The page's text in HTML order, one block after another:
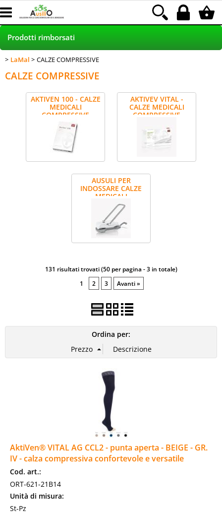
HOME
POLTRONE RELAX - SCONTO 30%
INCONTINENZA RIMBORSATA LAMal
NOLEGGIO
Prodotti rimborsati
PUNTI VENDITA
LaMal CALZE COMPRESSIVE
CALZE COMPRESSIVE
AKTIVEN 100 - CALZE
MEDICALI
COMPRESSIVE
AKTIVEV VITAL -
CALZE MEDICALI
COMPRESSIVE
AUSULI PER
INDOSSARE CALZE
MEDICALI
131 risultati trovati (50 per pagina - 3 in totale)
1
2 3 Avanti »
Ordina per:
AktiVen® VITAL AG CCL2 - punta aperta - BEIGE - GR.
IV - calza compressiva confortevole e versatile
Cod. art.:
ORT-621-21B14
Unità di misura:
St-Pz